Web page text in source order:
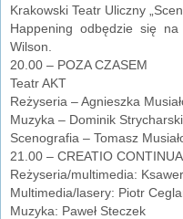
Krakowski Teatr Uliczny
Happening odbędzie się
Wilson.
20.00 – POZA CZASEM
Teatr AKT
Reżyseria – Agnieszka
Muzyka – Dominik
Scenografia – Tomasz
21.00 – CREATIO CONTINUA
Reżyseria/multimedia:
Multimedia/lasery: Piotr
Muzyka: Paweł Steczek